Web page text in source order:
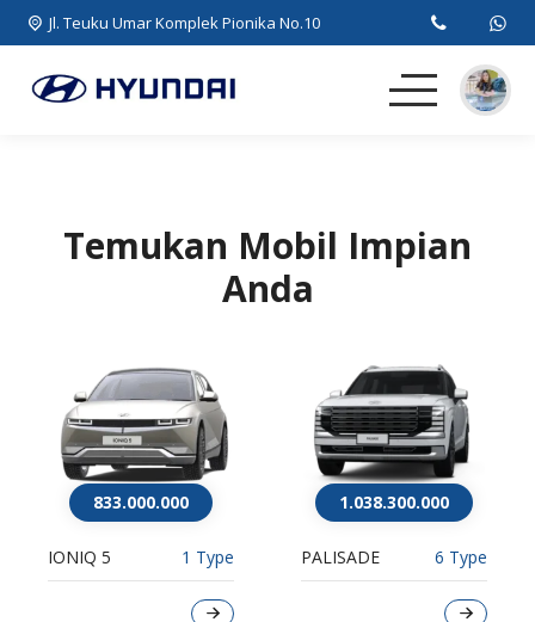
Jl. Teuku Umar Komplek Pionika No.10
Artikel
Kontak
Temukan Mobil Impian
Anda
833.000.000
IONIQ 5 1 Type
1.038.300.000
PALISADE 6 Type